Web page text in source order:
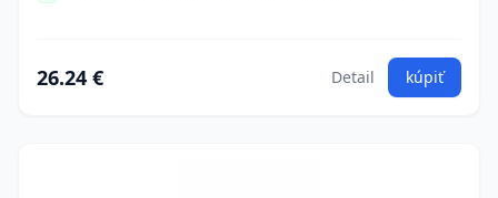
26.24 € Detail kúpiť